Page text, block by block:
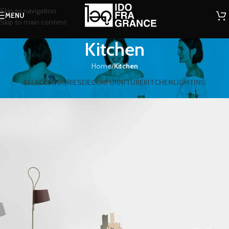
Skip to navigation
Skip to main content
MENU
Kitchen
Home/Kitchen
ALLACCESSORIESDECORFURNITUREKITCHENLIGHTING